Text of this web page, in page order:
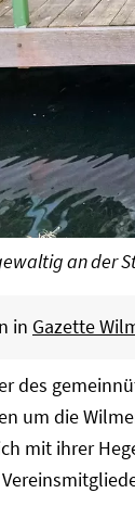
an der
in Gazette
des
um die
mit ihrer